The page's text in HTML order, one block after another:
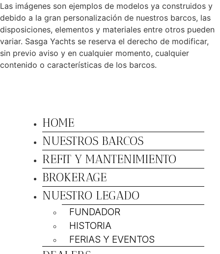
Las imágenes son ejemplos de modelos ya construidos y
debido a la gran personalización de nuestros barcos, las
disposiciones, elementos y materiales entre otros pueden
variar. Sasga Yachts se reserva el derecho de modificar,
sin previo aviso y en cualquier momento, cualquier
contenido o características de los barcos.
HOME
NUESTROS BARCOS
REFIT Y MANTENIMIENTO
BROKERAGE
NUESTRO LEGADO
FUNDADOR
HISTORIA
FERIAS Y EVENTOS